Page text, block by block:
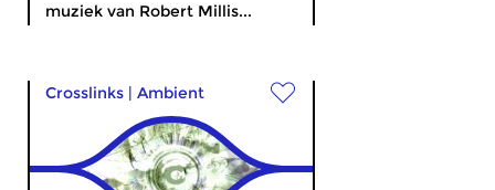
muziek van Robert Millis...
Crosslinks | Ambient